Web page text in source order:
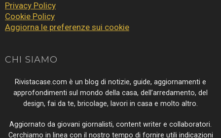
Privacy Policy
Cookie Policy
Aggiorna le preferenze sui cookie
CHI SIAMO
Rivistacase.com è un blog di notizie, guide, aggiornamenti e
approfondimenti sul mondo della casa, dell’arredamento, del
design, fai da te, bricolage, lavori in casa e molto altro.
Aggiornato da giovani giornalisti, content writer e collaboratori.
Cerchiamo in linea con il nostro tempo di fornire utili indicazioni